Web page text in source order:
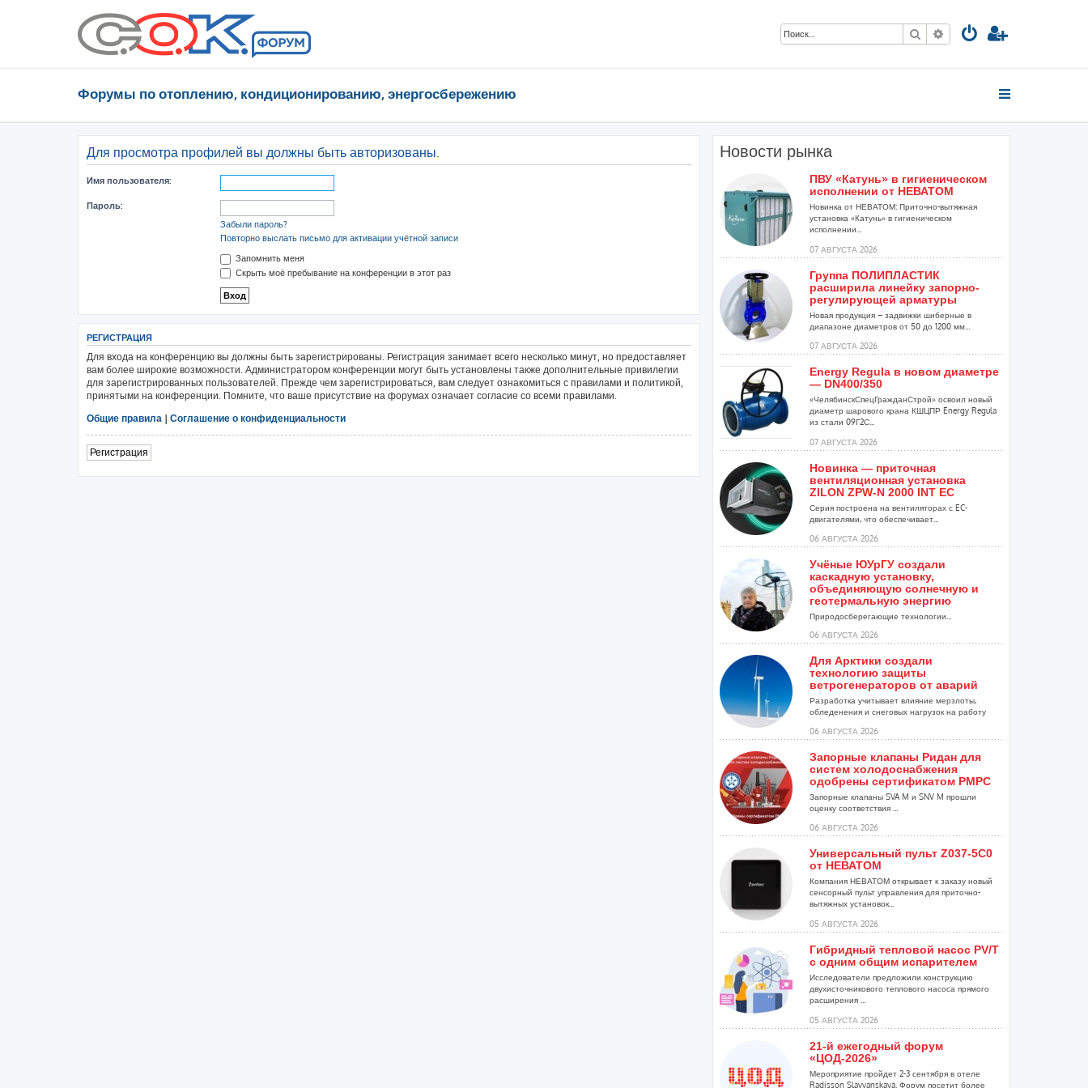
Поиск Расширенный поиск
Форумы по отоплению, кондиционированию, энергосбережению
Для просмотра профилей вы должны быть авторизованы.
Имя пользователя:
Пароль:
Забыли пароль?
Повторно выслать письмо для активации учётной записи
Запомнить меня
Скрыть моё пребывание на конференции в этот раз
РЕГИСТРАЦИЯ
Для входа на конференцию вы должны быть зарегистрированы. Регистрация занимает всего несколько минут, но предоставляет
вам более широкие возможности. Администратором конференции могут быть установлены также дополнительные привилегии
для зарегистрированных пользователей. Прежде чем зарегистрироваться, вам следует ознакомиться с правилами и политикой,
принятыми на конференции. Помните, что ваше присутствие на форумах означает согласие со всеми правилами.
Общие правила | Соглашение о конфиденциальности
Регистрация
Новости рынка
ПВУ «Катунь» в гигиеническом
исполнении от НЕВАТОМ
Новинка от НЕВАТОМ: Приточно-вытяжная
установка «Катунь» в гигиеническом
исполнении...
07 АВГУСТА 2026
Группа ПОЛИПЛАСТИК
расширила линейку запорно-
регулирующей арматуры
Новая продукция – задвижки шиберные в
диапазоне диаметров от 50 до 1200 мм...
07 АВГУСТА 2026
Energy Regula в новом диаметре
— DN400/350
«ЧелябинскСпецГражданСтрой» освоил новый
диаметр шарового крана КШЦПР Energy Regula
из стали 09Г2С...
07 АВГУСТА 2026
Новинка — приточная
вентиляционная установка
ZILON ZPW-N 2000 INT EC
Серия построена на вентиляторах с EC-
двигателями, что обеспечивает...
06 АВГУСТА 2026
Учёные ЮУрГУ создали
каскадную установку,
объединяющую солнечную и
геотермальную энергию
Природосберегающие технологии...
06 АВГУСТА 2026
Для Арктики создали
технологию защиты
ветрогенераторов от аварий
Разработка учитывает влияние мерзлоты,
обледенения и снеговых нагрузок на работу
06 АВГУСТА 2026
Запорные клапаны Ридан для
систем холодоснабжения
одобрены сертификатом РМРС
Запорные клапаны SVA M и SNV M прошли
оценку соответствия ...
06 АВГУСТА 2026
Универсальный пульт Z037-5C0
от НЕВАТОМ
Компания НЕВАТОМ открывает к заказу новый
сенсорный пульт управления для приточно-
вытяжных установок...
05 АВГУСТА 2026
Гибридный тепловой насос PV/T
с одним общим испарителем
Исследователи предложили конструкцию
двухисточникового теплового насоса прямого
расширения ...
05 АВГУСТА 2026
21-й ежегодный форум
«ЦОД-2026»
Мероприятие пройдет 2-3 сентября в отеле
Radisson Slavyanskaya. Форум посетит более